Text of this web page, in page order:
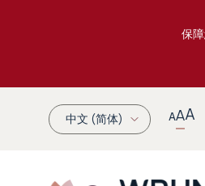
保
中文 (简体) AAA